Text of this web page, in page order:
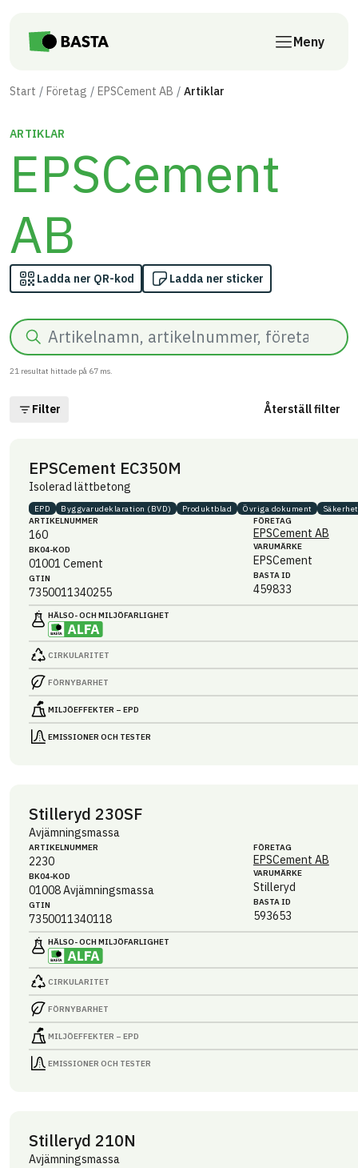
Meny
Start Företag EPSCement AB Artiklar
ARTIKLAR
EPSCement
AB
Ladda ner QR-kod Ladda ner sticker
Sök
21 resultat hittade på 67 ms.
Filter Återställ filter
EPSCement EC350M
Isolerad lättbetong
EPD Byggvaru­deklaration (BVD) Produktblad Övriga dokument
ARTIKEL­NUMMER
160
BK04-KOD
01001 Cement
GTIN
7350011340255
FÖRETAG
EPSCement AB
VARUMÄRKE
EPSCement
BASTA ID
459833
HÄLSO- OCH MILJÖ­FARLIGHET
CIRKULARITET
FÖRNYBARHET
MILJÖEFFEKTER – EPD
EMISSIONER OCH TESTER
Stilleryd 230SF
Avjämningsmassa
ARTIKEL­NUMMER
2230
BK04-KOD
01008Avjämningsmassa
GTIN
7350011340118
FÖRETAG
EPSCement AB
VARUMÄRKE
Stilleryd
BASTA ID
593653
HÄLSO- OCH MILJÖ­FARLIGHET
CIRKULARITET
FÖRNYBARHET
MILJÖEFFEKTER – EPD
EMISSIONER OCH TESTER
Stilleryd 210N
Avjämningsmassa